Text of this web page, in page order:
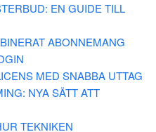
EN GUIDE TILL
ABONNEMANG
MED SNABBA UTTAG
NYA SÄTT ATT
TEKNIKEN